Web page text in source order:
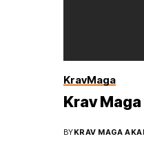
KravMaga
Krav
BYKRAV MAGA